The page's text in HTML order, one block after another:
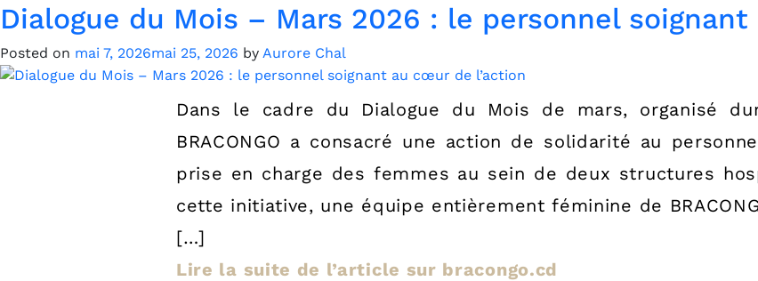
Dialogue du Mois – Mars 2026 : le personnel
Posted on mai 7, 2026mai 25, 2026 by Aurore Chal
Dans le cadre du Dialogue du Mois de mars, organisé
BRACONGO a consacré une action de solidarité au
prise en charge des femmes au sein de deux structures
cette initiative, une équipe entièrement féminine de
[…]
Lire la suite de l’article sur bracongo.cd